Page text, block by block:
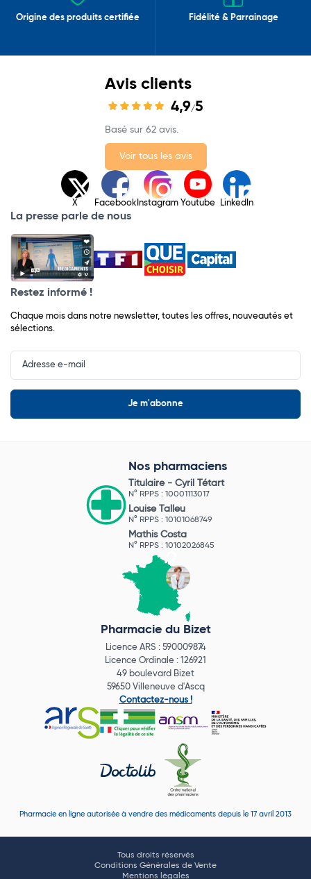
Origine des produits certifiée Fidélité & Parrainage
Avis clients
4,9/5
Basé sur 62 avis.
Voir tous les avis
X Facebook Instagram Youtube LinkedIn
La presse parle de nous
Restez informé !
Chaque mois dans notre newsletter, toutes les offres, nouveautés et
sélections.
Input
Newsletter
Nos pharmaciens
Titulaire - Cyril Tétart
N° RPPS : 10001113017
Louise Talleu
N° RPPS : 10101068749
Mathis Costa
N° RPPS : 10102026845
Pharmacie du Bizet
Licence ARS : 590009874
Licence Ordinale : 126921
49 boulevard Bizet
59650 Villeneuve d'Ascq
Contactez-nous !
Pharmacie en ligne autorisée à vendre des médicaments depuis le 17 avril 2013
Tous droits réservés
Conditions Générales de Vente
Mentions légales